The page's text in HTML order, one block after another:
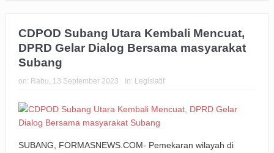
CDPOD Subang Utara Kembali Mencuat,
DPRD Gelar Dialog Bersama masyarakat
Subang
on: Rabu, 13 September 2023 In: Legislatif
SUBANG, FORMASNEWS.COM- Pemekaran wilayah di